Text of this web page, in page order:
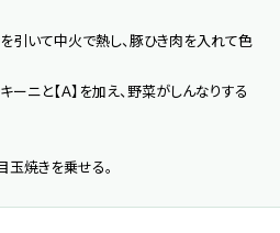
引いて中火で熱し、豚ひき肉を入れて色
ーニと【Ａ】を加え、野菜がしんなりする
玉焼きを乗せる。